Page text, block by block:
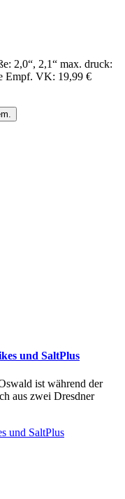
2,0“, 2,1“ max. druck:
Empf. VK: 19,99 €
und SaltPlus
ist während der
aus zwei Dresdner
und SaltPlus